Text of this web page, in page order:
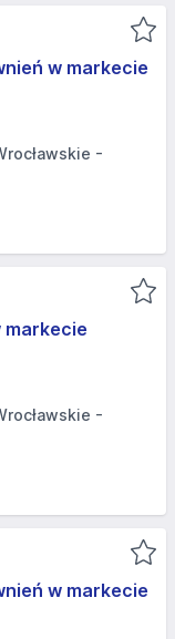
w markecie
-
markecie
-
w markecie